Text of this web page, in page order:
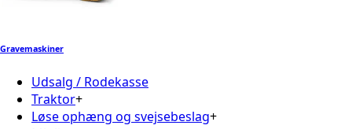
Gravemaskiner
Udsalg / Rodekasse
Traktor+
Løse ophæng og svejsebeslag+